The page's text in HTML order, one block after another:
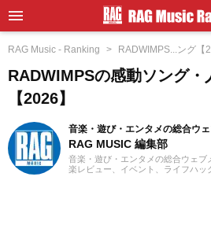
RAG Music - Ranking RADWIMPS...ング【
RADWIMPSの感動ソング・
【2026】
音楽・遊び・エンタメの総合ウ
RAG MUSIC 編集部
音楽・遊び・エンタメの総合ウェ
楽レビュー、イベント、ライフハ